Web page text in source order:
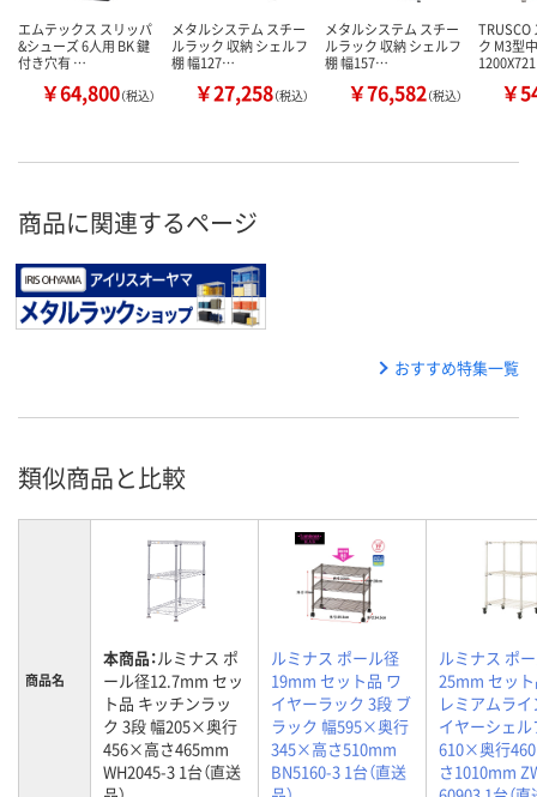
エムテックス スリッパ
&シューズ 6人用 BK 鍵
付き穴有 …
￥64,800（税込）
メタルシステム スチー
ルラック 収納 シェルフ
棚 幅127…
￥27,258（税込）
メタルシステム スチー
ルラック 収納 シェルフ
棚 幅157…
￥76,582（税込）
TRUSCO
ク M3型
￥
商品に関連するページ
おすすめ特集一覧
類似商品と比較
商品名
本商品：ルミナス ポ
ール径12.7mm セッ
ト品 キッチンラッ
ク 3段 幅205×奥行
456×高さ465mm
WH2045-3 1台（直送
ルミナス ポール径
19mm セット品 ワ
イヤーラック 3段 ブ
ラック 幅595×奥行
345×高さ510mm
BN5160-3 1台（直送
ルミナス ポ
25mm セッ
レミアムライ
イヤーシェル
610×奥行
さ1010mm